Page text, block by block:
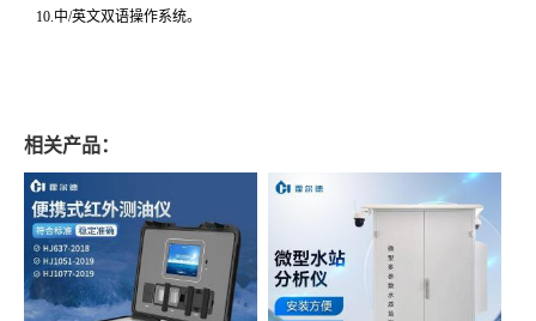
10.中/英文双语操作系统。
相关产品：